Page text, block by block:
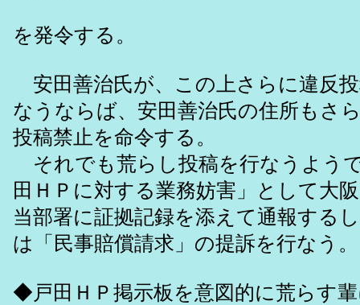
を発令する。
安田善治氏が、この上さらに違反
なうならば、安田善治氏の住所もさ
投稿禁止を命令する。
それでも荒らし投稿を行なうよう
田ＨＰに対する業務妨害」として大
当部署に証拠記録を添えて通報する
は「民事賠償請求」の提訴を行なう。
◆戸田ＨＰ掲示板を意図的に荒らす